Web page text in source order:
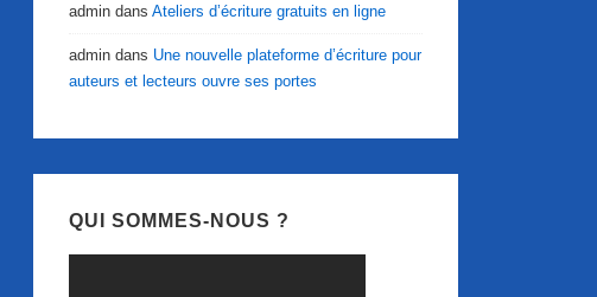
admin dansAteliers d’écriture gratuits en ligne
admin dans Une nouvelle plateforme d’écriture pour
auteurs et lecteurs ouvre ses portes
QUI SOMMES-NOUS ?